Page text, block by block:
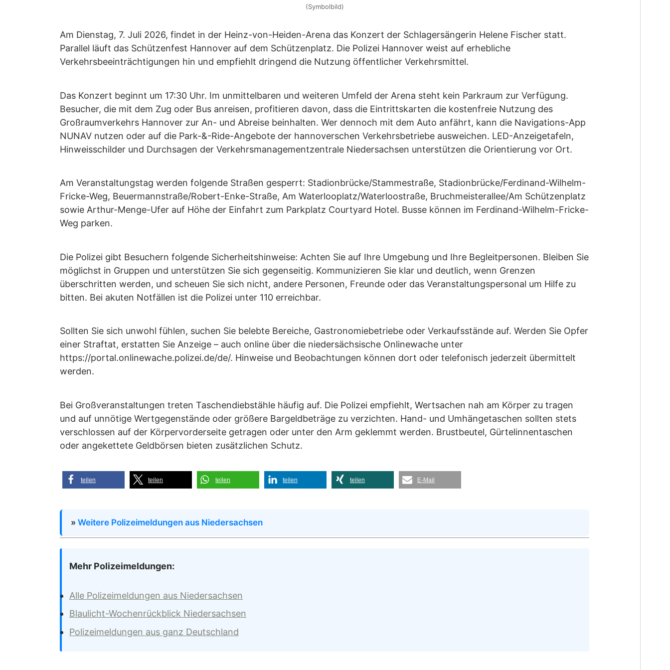
(Symbolbild)
Am Dienstag, 7. Juli 2026, findet in der Heinz-von-Heiden-Arena das Konzert der Schlagersängerin Helene Fischer statt.
Parallel läuft das Schützenfest Hannover auf dem Schützenplatz. Die Polizei Hannover weist auf erhebliche
Verkehrsbeeinträchtigungen hin und empfiehlt dringend die Nutzung öffentlicher Verkehrsmittel.
Das Konzert beginnt um 17:30 Uhr. Im unmittelbaren und weiteren Umfeld der Arena steht kein Parkraum zur Verfügung.
Besucher, die mit dem Zug oder Bus anreisen, profitieren davon, dass die Eintrittskarten die kostenfreie Nutzung des
Großraumverkehrs Hannover zur An- und Abreise beinhalten. Wer dennoch mit dem Auto anfährt, kann die Navigations-App
NUNAV nutzen oder auf die Park-&-Ride-Angebote der hannoverschen Verkehrsbetriebe ausweichen. LED-Anzeigetafeln,
Hinweisschilder und Durchsagen der Verkehrsmanagementzentrale Niedersachsen unterstützen die Orientierung vor Ort.
Am Veranstaltungstag werden folgende Straßen gesperrt: Stadionbrücke/Stammestraße, Stadionbrücke/Ferdinand-Wilhelm-
Fricke-Weg, Beuermannstraße/Robert-Enke-Straße, Am Waterlooplatz/Waterloostraße, Bruchmeisterallee/Am Schützenplatz
sowie Arthur-Menge-Ufer auf Höhe der Einfahrt zum Parkplatz Courtyard Hotel. Busse können im Ferdinand-Wilhelm-Fricke-
Weg parken.
Die Polizei gibt Besuchern folgende Sicherheitshinweise: Achten Sie auf Ihre Umgebung und Ihre Begleitpersonen. Bleiben Sie
möglichst in Gruppen und unterstützen Sie sich gegenseitig. Kommunizieren Sie klar und deutlich, wenn Grenzen
überschritten werden, und scheuen Sie sich nicht, andere Personen, Freunde oder das Veranstaltungspersonal um Hilfe zu
bitten. Bei akuten Notfällen ist die Polizei unter 110 erreichbar.
Sollten Sie sich unwohl fühlen, suchen Sie belebte Bereiche, Gastronomiebetriebe oder Verkaufsstände auf. Werden Sie Opfer
einer Straftat, erstatten Sie Anzeige – auch online über die niedersächsische Onlinewache unter
https://portal.onlinewache.polizei.de/de/. Hinweise und Beobachtungen können dort oder telefonisch jederzeit übermittelt
werden.
Bei Großveranstaltungen treten Taschendiebstähle häufig auf. Die Polizei empfiehlt, Wertsachen nah am Körper zu tragen
und auf unnötige Wertgegenstände oder größere Bargeldbeträge zu verzichten. Hand- und Umhängetaschen sollten stets
verschlossen auf der Körpervorderseite getragen oder unter den Arm geklemmt werden. Brustbeutel, Gürtelinnentaschen
oder angekettete Geldbörsen bieten zusätzlichen Schutz.
teilen teilen teilen teilen teilen E-Mail
» Weitere Polizeimeldungen aus Niedersachsen
Mehr Polizeimeldungen:
Alle Polizeimeldungen aus Niedersachsen
Blaulicht-Wochenrückblick Niedersachsen
Polizeimeldungen aus ganz Deutschland